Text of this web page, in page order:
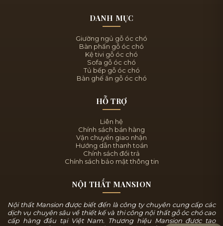
DANH MỤC
Giường ngủ gỗ óc chó
Bàn phấn gỗ óc chó
Kệ tivi gỗ óc chó
Sofa gỗ óc chó
Tủ bếp gỗ óc chó
Bàn ghế ăn gỗ óc chó
HỖ TRỢ
Liên hệ
Chính sách bán hàng
Vận chuyển giao nhận
Hướng dẫn thanh toán
Chính sách đổi trả
Chính sách bảo mật thông tin
NỘI THẤT MANSION
Nội thất Mansion được biết đến là công ty chuyên cung cấp các
dịch vụ chuyên sâu về thiết kế và thi công nội thất gỗ óc chó cao
cấp hàng đầu tại Việt Nam. Thương hiệu Mansion được tạo